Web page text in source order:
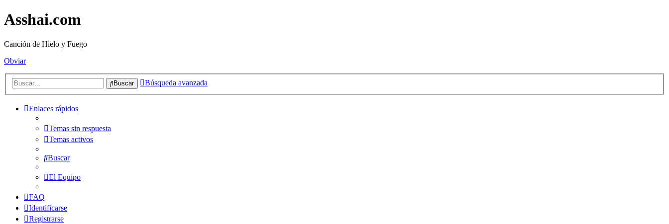
Asshai.com
Canción de Hielo y Fuego
Obviar
Buscar Búsqueda avanzada
Enlaces rápidos
Temas sin respuesta
Temas activos
Buscar
El Equipo
FAQ
Identificarse
Registrarse